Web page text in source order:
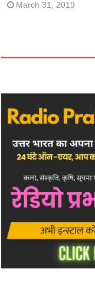
March 31, 2019